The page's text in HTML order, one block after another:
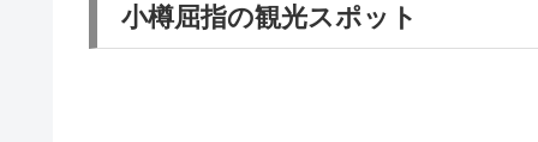
小樽屈指の観光スポット